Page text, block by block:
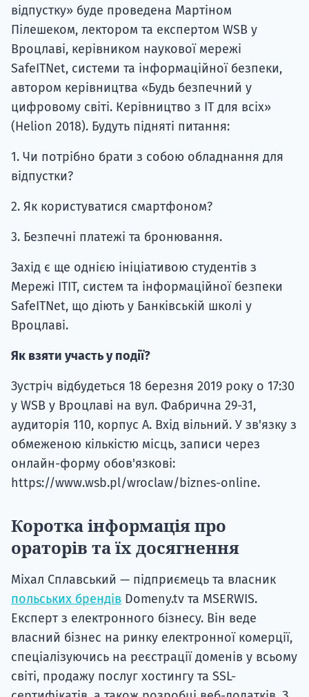
відпустку» буде проведена Мартіном
Пілешеком, лектором та експертом WSB у
Вроцлаві, керівником наукової мережі
SafeITNet, системи та інформаційної безпеки,
автором керівництва «Будь безпечний у
цифровому світі. Керівництво з ІТ для всіх»
(Helion 2018). Будуть підняті питання:
1. Чи потрібно брати з собою обладнання для
відпустки?
2. Як користуватися смартфоном?
3. Безпечні платежі та бронювання.
Захід є ще однією ініціативою студентів з
Мережі ITIT, систем та інформаційної безпеки
SafeITNet, що діють у Банківській школі у
Вроцлаві.
Як взяти участь у події?
Зустріч відбудеться 18 березня 2019 року о 17:30
у WSB у Вроцлаві на вул. Фабрична 29-31,
аудиторія 110, корпус А. Вхід вільний. У зв'язку з
обмеженою кількістю місць, записи через
онлайн-форму обов'язкові:
https://www.wsb.pl/wroclaw/biznes-online.
Коротка інформація про
ораторів та їх досягнення
Міхал Сплавський — підприємець та власник
польських брендів Domeny.tv та MSERWIS.
Експерт з електронного бізнесу. Він веде
власний бізнес на ринку електронної комерції,
спеціалізуючись на реєстрації доменів у всьому
світі, продажу послуг хостингу та SSL-